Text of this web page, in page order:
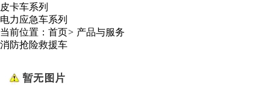
皮卡车系列
电力应急车系列
当前位置： 首页> 产品与服务
消防抢险救援车